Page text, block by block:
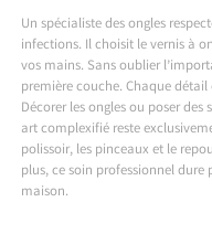
Un spécialiste des ongles
infections. Il choisit le vernis à
vos mains. Sans oublier
première couche. Chaque
Décorer les ongles ou poser
art complexifié reste
polissoir, les pinceaux et le
plus, ce soin professionnel
maison.